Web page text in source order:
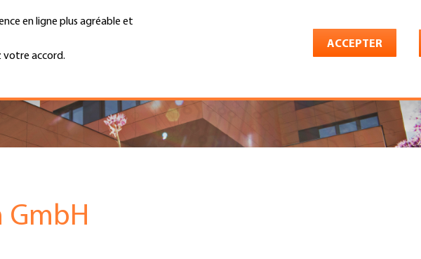
en ligne plus agréable et
votre accord.
ACCEPTER
Top
Menu
Shop